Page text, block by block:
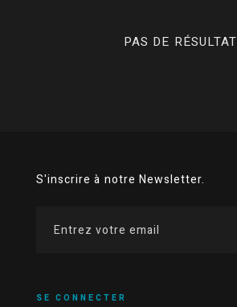
PAS DE RÉSULTAT
S'inscrire à notre Newsletter.
SE CONNECTER